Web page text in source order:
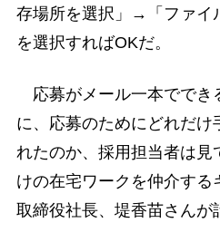
存場所を選択」→「ファイ
を選択すればOKだ。
応募がメール一本ででき
に、応募のためにどれだけ
れたのか、採用担当者は見
けの在宅ワークを仲介する
取締役社長、堤香苗さんが